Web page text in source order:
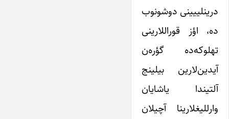
درینلییینی دوشونوب
ده، اؤز قوراللارینی
تهلوکه‌ده گؤره‌ن
آیدین‌لارین بیلینج
آلتیندا یاشایان
وارللیغلارینا آچیلان